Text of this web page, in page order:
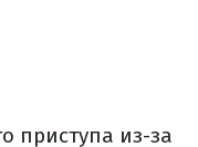
приступа из-за